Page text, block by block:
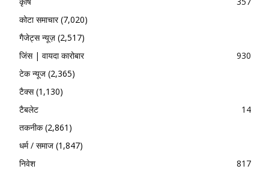
कोटा समाचार(7,020)
गैजेट्स न्यूज़ (2,517)
जिंस | वायदा कारोबार
930
टेक न्यूज (2,365)
टैक्स(1,130)
टैबलेट
14
तकनीक(2,861)
धर्म / समाज (1,847)
निवेश
817